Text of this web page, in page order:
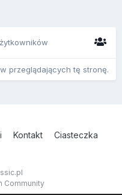
przeglądających tę stronę.
Kontakt Ciasteczka
Community